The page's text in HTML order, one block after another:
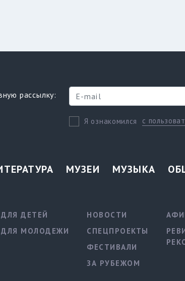
рассылку:
Я ознакомился с
МУЗЕИ МУЗЫКА
ДЛЯ ДЕТЕЙ
ДЛЯ МОЛОДЕЖИ
НОВОСТИ
СПЕЦПРОЕКТЫ
ФЕСТИВАЛИ
ЗА РУБЕЖОМ